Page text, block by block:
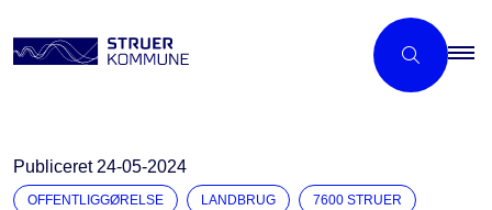
Publiceret 24-05-2024
OFFENTLIGGØRELSE LANDBRUG 7600 STRUER